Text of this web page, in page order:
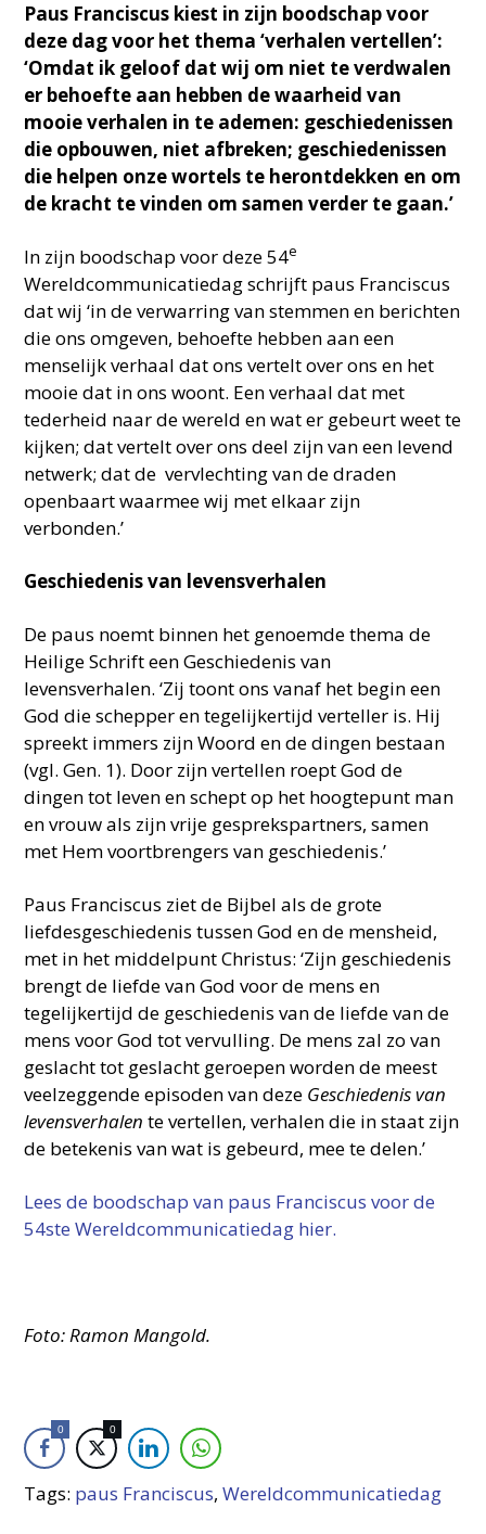
Paus Franciscus kiest in zijn boodschap voor
deze dag voor het thema ‘verhalen vertellen’:
‘Omdat ik geloof dat wij om niet te verdwalen
er behoefte aan hebben de waarheid van
mooie verhalen in te ademen: geschiedenissen
die opbouwen, niet afbreken; geschiedenissen
die helpen onze wortels te herontdekken en om
de kracht te vinden om samen verder te gaan.’
In zijn boodschap voor deze 54e
Wereldcommunicatiedag schrijft paus Franciscus
dat wij ‘in de verwarring van stemmen en berichten
die ons omgeven, behoefte hebben aan een
menselijk verhaal dat ons vertelt over ons en het
mooie dat in ons woont. Een verhaal dat met
tederheid naar de wereld en wat er gebeurt weet te
kijken; dat vertelt over ons deel zijn van een levend
netwerk; dat de vervlechting van de draden
openbaart waarmee wij met elkaar zijn
verbonden.’
Geschiedenis van levensverhalen
De paus noemt binnen het genoemde thema de
Heilige Schrift een Geschiedenis van
levensverhalen. ‘Zij toont ons vanaf het begin een
God die schepper en tegelijkertijd verteller is. Hij
spreekt immers zijn Woord en de dingen bestaan
(vgl. Gen. 1). Door zijn vertellen roept God de
dingen tot leven en schept op het hoogtepunt man
en vrouw als zijn vrije gesprekspartners, samen
met Hem voortbrengers van geschiedenis.’
Paus Franciscus ziet de Bijbel als de grote
liefdesgeschiedenis tussen God en de mensheid,
met in het middelpunt Christus: ‘Zijn geschiedenis
brengt de liefde van God voor de mens en
tegelijkertijd de geschiedenis van de liefde van de
mens voor God tot vervulling. De mens zal zo van
geslacht tot geslacht geroepen worden de meest
veelzeggende episoden van deze Geschiedenis van
levensverhalen te vertellen, verhalen die in staat zijn
de betekenis van wat is gebeurd, mee te delen.’
Lees de boodschap van paus Franciscus voor de
54ste Wereldcommunicatiedag hier.
Foto: Ramon Mangold.
0 0
Tags: paus Franciscus,Wereldcommunicatiedag